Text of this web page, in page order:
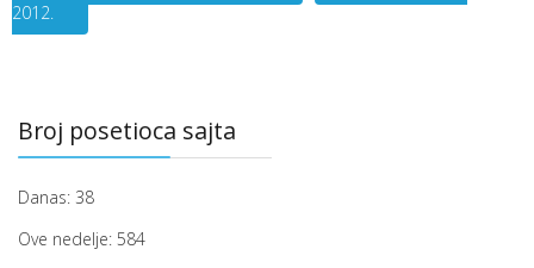
2012.
Broj posetioca sajta
Danas: 38
Ove nedelje: 584